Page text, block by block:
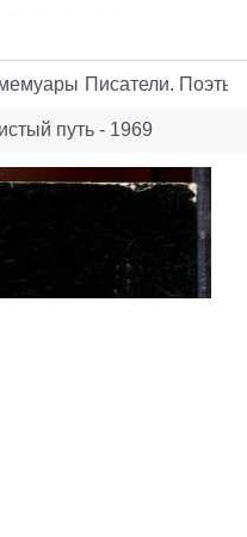
Писатели. Поэты.
путь - 1969